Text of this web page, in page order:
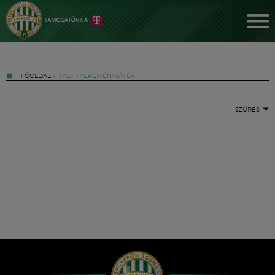
FŐOLDAL » TAG: NYEREMÉNYJÁTÉK
SZŰRÉS
Hírek